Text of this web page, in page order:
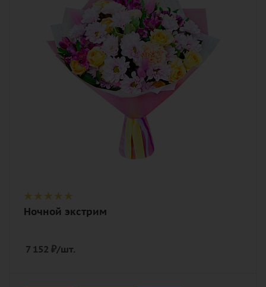
альстромерия, гвоздика (диантус),
лагурус, роза, роза кустовая,
хризантема кустовая, питтоспорум,
лента, дизайнерская упаковка
Ночной экстрим
7 152 ₽/шт.